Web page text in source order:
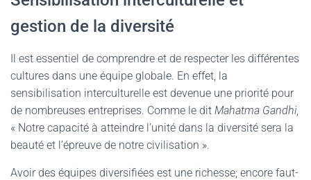
gestion de la diversité
Il est essentiel de comprendre et de respecter les différentes
cultures dans une équipe globale. En effet, la
sensibilisation interculturelle est devenue une priorité pour
de nombreuses entreprises. Comme le dit Mahatma Gandhi,
« Notre capacité à atteindre l’unité dans la diversité sera la
beauté et l’épreuve de notre civilisation ».
Avoir des équipes diversifiées est une richesse; encore faut-